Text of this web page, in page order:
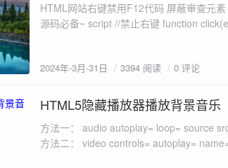
HTML网站右键禁用F12代码 屏蔽审查元
源码必备~ script //禁止右键 function
2024年-3月-31日 3394 阅读 0 评论
2024-3-30
HTML5隐藏播放器播放背景音乐
方法一： audio autoplay= loop= source src=http://mi.0w0.im/Letter_Song.mp3 /audio 不显示播放器。